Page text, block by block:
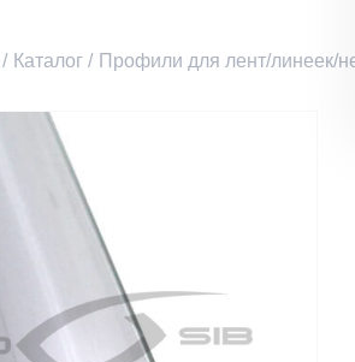
/ Каталог / Профили для лент/линеек/